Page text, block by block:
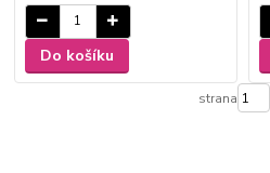
Do košíku
strana